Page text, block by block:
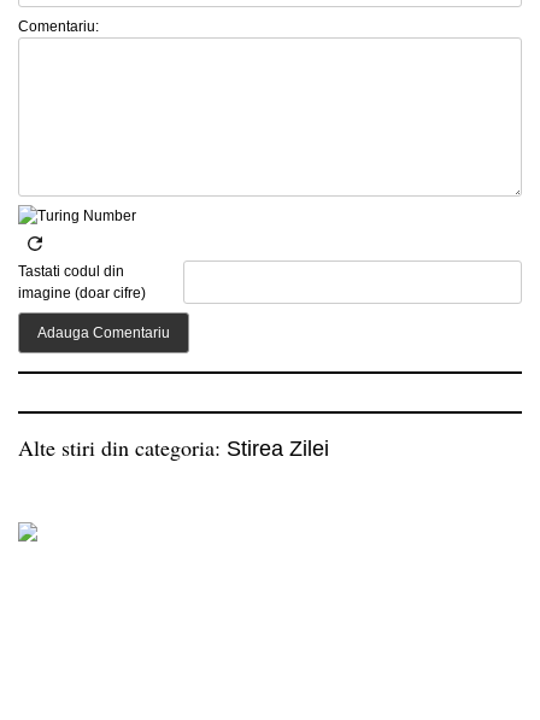
Comentariu:
Tastati codul din
imagine (doar cifre)
Alte stiri din categoria: Stirea Zilei